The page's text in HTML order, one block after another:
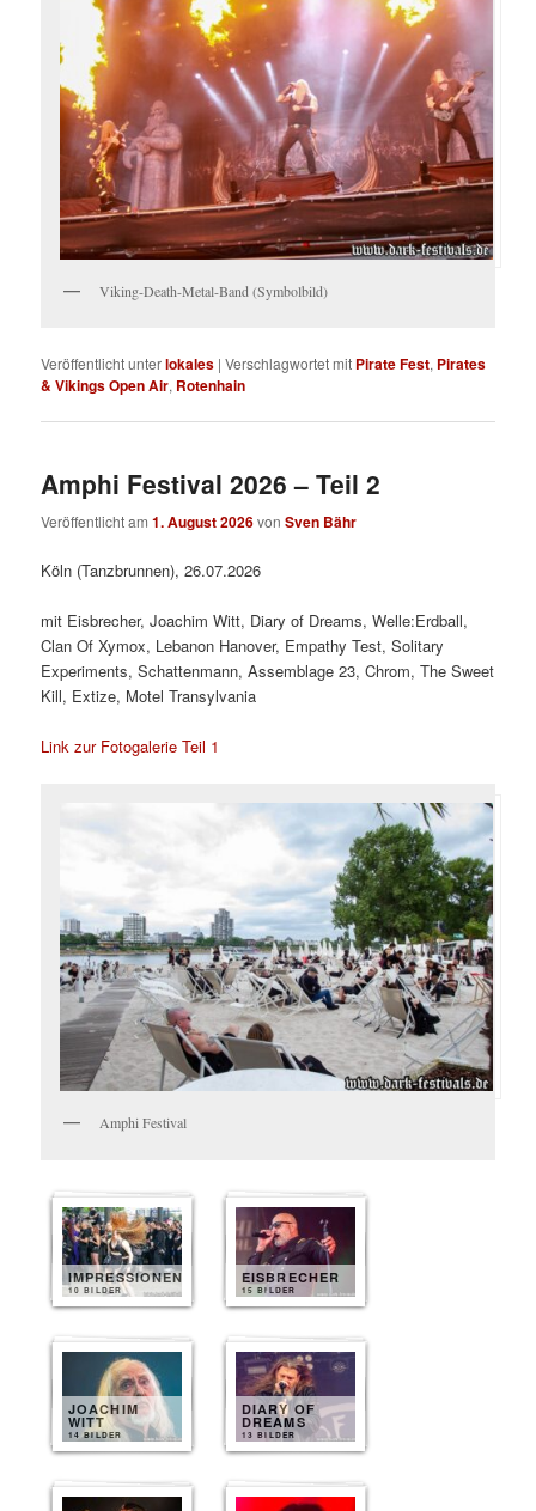
Viking-Death-Metal-Band (Symbolbild)
Veröffentlicht unterlokales |Verschlagwortet mit Pirate Fest, Pirates
& Vikings Open Air, Rotenhain
Amphi Festival 2026 – Teil 2
Veröffentlicht am1. August 2026vonSven Bähr
Köln (Tanzbrunnen), 26.07.2026
mit Eisbrecher, Joachim Witt, Diary of Dreams, Welle:Erdball,
Clan Of Xymox, Lebanon Hanover, Empathy Test, Solitary
Experiments, Schattenmann, Assemblage 23, Chrom, The Sweet
Kill, Extize, Motel Transylvania
Link zur Fotogalerie Teil 1
Amphi Festival
IMPRESSIONEN
10 BILDER
EISBRECHER
15 BILDER
JOACHIM
WITT
14 BILDER
DIARY OF
DREAMS
13 BILDER